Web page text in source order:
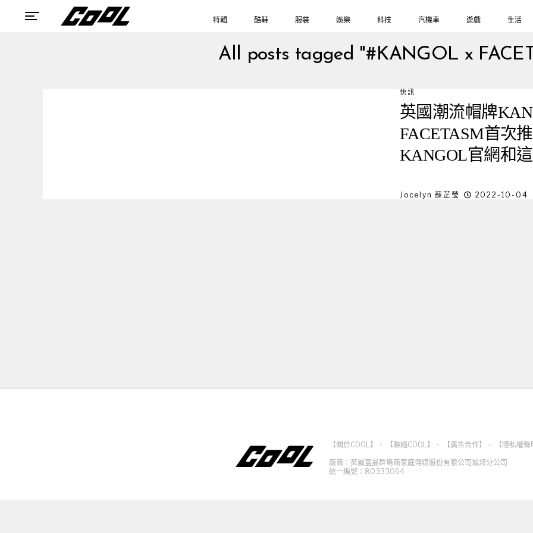
特輯 酷鞋 服裝 娛樂 科技 汽機車 遊戲 生活
All posts tagged "#KANGOL x
快訊
英國潮流帽牌
FACETASM首次
KANGOL官網和
Jocelyn 蘇芷瑩 2022-10-04
【關於COOL】 、 【聯絡COOL】 、 【廣告合作】 、
【隱私權
廠商：英屬蓋曼群島商家庭傳媒股份有限公司城邦分公司
統一編號：80333064